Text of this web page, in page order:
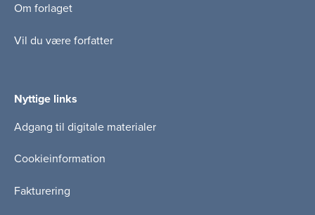
Om forlaget
Vil du være forfatter
Nyttige links
Adgang til digitale materialer
Cookieinformation
Fakturering